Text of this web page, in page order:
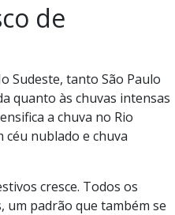
de
Sudeste, tanto São Paulo
quanto às chuvas intensas
a chuva no Rio
céu nublado e chuva
cresce. Todos os
um padrão que também se